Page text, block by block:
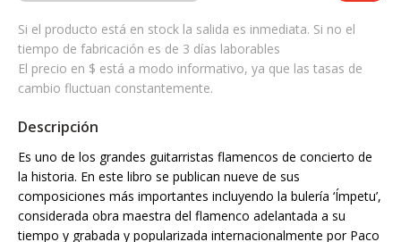
Si el producto está en stock la salida es inmediata. Si no el
tiempo de fabricación es de 3 días laborables
El precio en $ está a modo informativo, ya que las tasas de
cambio fluctuan constantemente.
Descripción
Es uno de los grandes guitarristas flamencos de concierto de
la historia. En este libro se publican nueve de sus
composiciones más importantes incluyendo la bulería ‘Ímpetu’,
considerada obra maestra del flamenco adelantada a su
tiempo y grabada y popularizada internacionalmente por Paco